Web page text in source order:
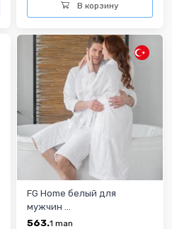
В корзину
FG Home белый для
мужчин ...
563.1 man